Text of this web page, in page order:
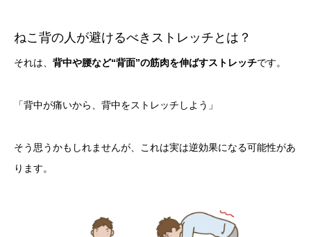
ねこ背の人が避けるべきストレッチとは？
それは、 背中や腰など“背面”の筋肉を伸ばすストレッチです。
「背中が痛いから、背中をストレッチしよう」
そう思うかもしれませんが、これは実は逆効果になる可能性があ
ります。